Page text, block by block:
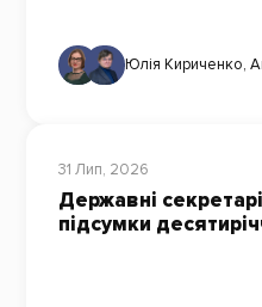
Юлія Кириченко,
31 Лип, 2026
Державні
підсумки